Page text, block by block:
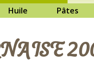
Huile Pâtes